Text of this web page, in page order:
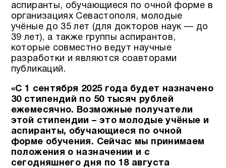
аспиранты, обучающиеся по очной форме в
организациях Севастополя, молодые
учёные до 35 лет (для докторов наук — до
39 лет), а также группы аспирантов,
которые совместно ведут научные
разработки и являются соавторами
публикаций.
«С 1 сентября 2025 года будет назначено
30 стипендий по 50 тысяч рублей
ежемесячно. Возможные получатели
этой стипендии – это молодые учёные и
аспиранты, обучающиеся по очной
форме обучения. Сейчас мы принимаем
положения о назначении и с
сегодняшнего дня по 18 августа